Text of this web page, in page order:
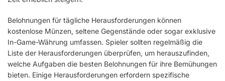
Belohnungen für tägliche Herausforderungen können
kostenlose Münzen, seltene Gegenstände oder sogar exklusive
In-Game-Währung umfassen. Spieler sollten regelmäßig die
Liste der Herausforderungen überprüfen, um herauszufinden,
welche Aufgaben die besten Belohnungen für ihre Bemühungen
bieten. Einige Herausforderungen erfordern spezifische